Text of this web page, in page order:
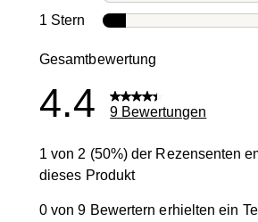
1 Stern Sterne
Gesamtbewertung
4.4 9 Bewertungen
1 von 2 (50%) der Rezensenten
dieses Produkt
0 von 9 Bewertern erhielten ein